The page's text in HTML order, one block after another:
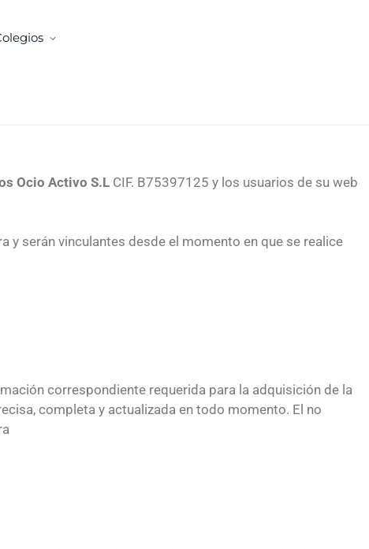
Ocio Activo S.L CIF. B75397125 y los usuarios de su web
y serán vinculantes desde el momento en que se realice
correspondiente requerida para la adquisición de la
completa y actualizada en todo momento. El no